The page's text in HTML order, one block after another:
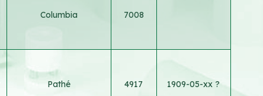
Columbia 7008
Pathé 4917 1909-05-xx ?